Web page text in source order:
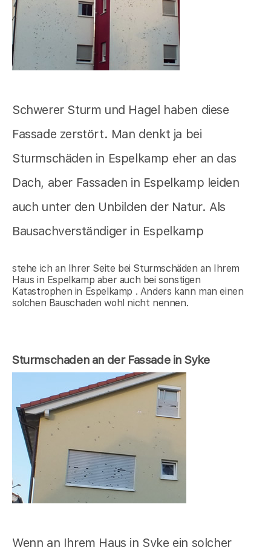
Schwerer Sturm und Hagel haben diese
Fassade zerstört. Man denkt ja bei
Sturmschäden in Espelkamp eher an das
Dach, aber Fassaden in Espelkamp leiden
auch unter den Unbilden der Natur. Als
Bausachverständiger in Espelkamp
stehe ich an Ihrer Seite bei Sturmschäden an Ihrem
Haus in Espelkamp aber auch bei sonstigen
Katastrophen in Espelkamp . Anders kann man einen
solchen Bauschaden wohl nicht nennen.
Sturmschaden an der Fassade in Syke
Wenn an Ihrem Haus in Syke ein solcher